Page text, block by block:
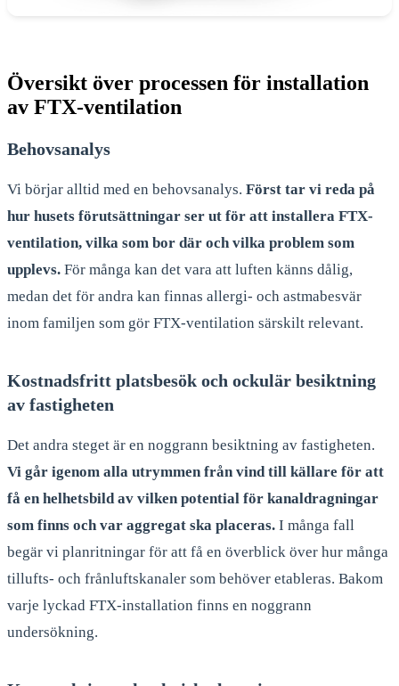
Översikt över processen för installation
av FTX-ventilation
Behovsanalys
Vi börjar alltid med en behovsanalys. Först tar vi reda på
hur husets förutsättningar ser ut för att installera FTX-
ventilation, vilka som bor där och vilka problem som
upplevs. För många kan det vara att luften känns dålig,
medan det för andra kan finnas allergi- och astmabesvär
inom familjen som gör FTX-ventilation särskilt relevant.
Kostnadsfritt platsbesök och ockulär besiktning
av fastigheten
Det andra steget är en noggrann besiktning av fastigheten.
Vi går igenom alla utrymmen från vind till källare för att
få en helhetsbild av vilken potential för kanaldragningar
som finns och var aggregat ska placeras. I många fall
begär vi planritningar för att få en överblick över hur många
tillufts- och frånluftskanaler som behöver etableras. Bakom
varje lyckad FTX-installation finns en noggrann
undersökning.